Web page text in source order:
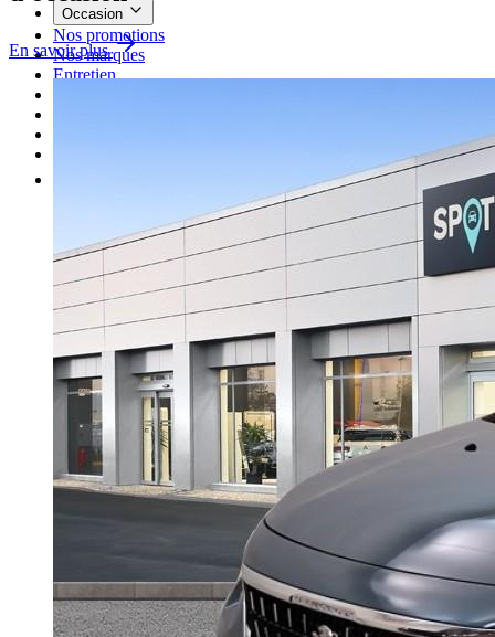
Occasion
Nos promotions
Nos marques
Entretien
En savoir plus